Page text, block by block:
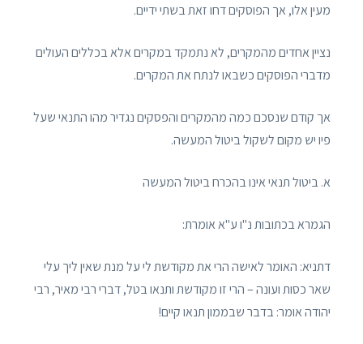
מעין אלו, אך הפוסקים דחו זאת בשתי ידיים.
נציין אחדים מהמקרים, לא נתמקד במקרים אלא בכללים העולים
מדברי הפוסקים כשבאו לנתח את המקרים.
אך קודם שנסכם כמה מהמקרים והפסקים נגדיר מהו התנאי שעל
פיו יש מקום לשקול ביטול המעשה.
א. ביטול תנאי אינו בהכרח ביטול המעשה
הגמרא בכתובות נ"ו ע"א אומרת:
דתניא: האומר לאישה הרי את מקודשת לי על מנת שאין ליך עלי
שאר כסות ועונה – הרי זו מקודשת ותנאו בטל, דברי רבי מאיר, רבי
יהודה אומר: בדבר שבממון תנאו קיים!